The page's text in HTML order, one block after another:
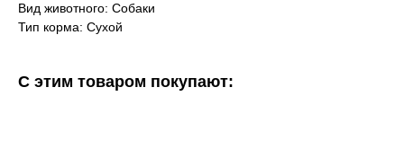
Вид животного: Собаки
Тип корма: Сухой
С этим товаром покупают: